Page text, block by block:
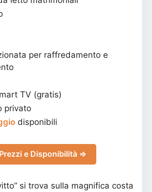
per raffredamento e
TV (gratis)
privato
disponibili
Prezzi e Disponibilità ⇒
si trova sulla magnifica costa